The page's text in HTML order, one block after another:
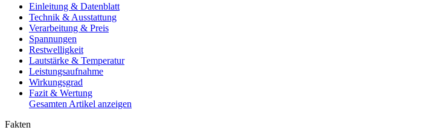
Einleitung & Datenblatt
Technik & Ausstattung
Verarbeitung & Preis
Spannungen
Restwelligkeit
Lautstärke & Temperatur
Leistungsaufnahme
Wirkungsgrad
Fazit & Wertung
Gesamten Artikel anzeigen
Fakten